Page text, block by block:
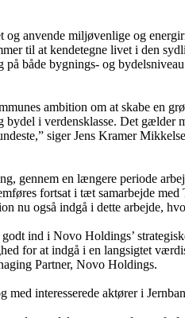
anvende miljøvenlige og
til at kendetegne livet i den
både bygnings- og
ambition om at skabe en
i verdensklasse. Det
siger Jens Kramer
gennem en længere periode
fortsat i tæt samarbejde
nu også indgå i dette arbejde,
ind i Novo Holdings’
for at indgå i en langsigtet
Partner, Novo Holdings.
interesserede aktører i